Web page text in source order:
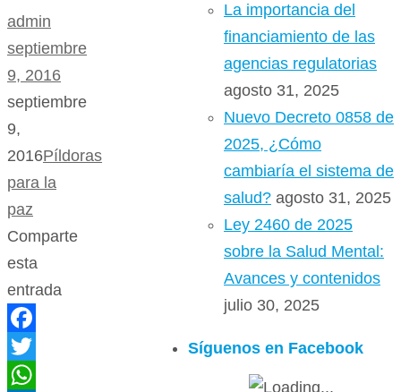
admin
septiembre
9, 2016
septiembre
9,
2016Píldoras
para la
paz
Comparte
esta
entrada
Facebook
Twitter
La importancia del
financiamiento de las
agencias regulatorias
agosto 31, 2025
Nuevo Decreto 0858 de
2025, ¿Cómo
cambiaría el sistema de
salud? agosto 31, 2025
Ley 2460 de 2025
sobre la Salud Mental:
Avances y contenidos
julio 30, 2025
Síguenos en Facebook